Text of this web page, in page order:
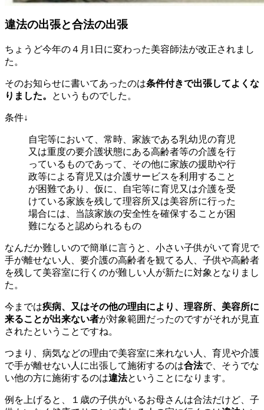
違法の出張と合法の出張
ちょうど今年の４月1日に変わった美容師法が改正されまし
た。
そのお知らせに書いてあったのは条件付きで出張してよくな
りました。
というものでした。
条件↓
自宅等において、常時、家族である乳幼児の育児
又は重度の要介護状態にある高齢者等の介護を行
っているものであって、その他に家族の援助や行
政等による育児又は介護サービスを利用すること
が困難であり、仮に、自宅等に育児又は介護を受
けている家族を残して理容所又は美容所に行った
場合には、当該家族の安全性を確保することが困
難になると認められるもの
なんだか難しいので簡単に言うと、小さい子供がいて育児で
手が離せない人、要介護の高齢者を観てる人、子供や高齢者
を残して美容室に行くのが難しい人が新たに対象となりまし
た。
今までは疾病、又はその他の理由により、理容所、美容所に
来ることが出来ない者が対象範囲だったのですがそれが見直
されたということですね。
つまり、病気などの理由で美容室に来れない人、育児や介護
で手が離せない人に出張して施術するのは合法で、そうでな
い他の方に施術するのは違法ということになります。
例を上げると、１歳の子供がいるお母さんは合法だけど、子